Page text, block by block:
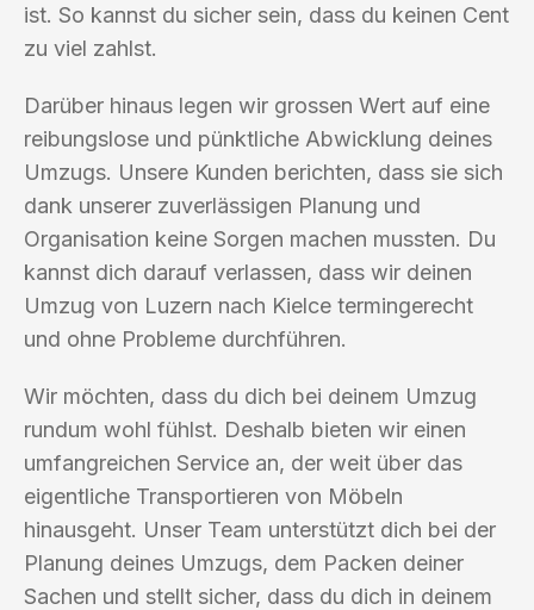
ist. So kannst du sicher sein, dass du keinen Cent
zu viel zahlst.
Darüber hinaus legen wir grossen Wert auf eine
reibungslose und pünktliche Abwicklung deines
Umzugs. Unsere Kunden berichten, dass sie sich
dank unserer zuverlässigen Planung und
Organisation keine Sorgen machen mussten. Du
kannst dich darauf verlassen, dass wir deinen
Umzug von Luzern nach Kielce termingerecht
und ohne Probleme durchführen.
Wir möchten, dass du dich bei deinem Umzug
rundum wohl fühlst. Deshalb bieten wir einen
umfangreichen Service an, der weit über das
eigentliche Transportieren von Möbeln
hinausgeht. Unser Team unterstützt dich bei der
Planung deines Umzugs, dem Packen deiner
Sachen und stellt sicher, dass du dich in deinem